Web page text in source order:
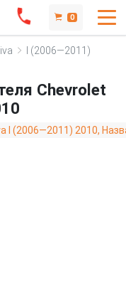
0
I (2006—2011)
Chevrolet